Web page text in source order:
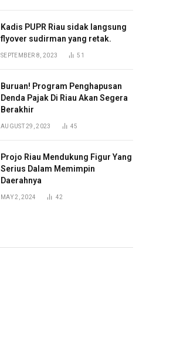
Kadis PUPR Riau sidak langsung
flyover sudirman yang retak.
SEPTEMBER 8, 2023 51
Buruan! Program Penghapusan
Denda Pajak Di Riau Akan Segera
Berakhir
AUGUST 29, 2023 45
Projo Riau Mendukung Figur Yang
Serius Dalam Memimpin
Daerahnya
MAY 2, 2024 42